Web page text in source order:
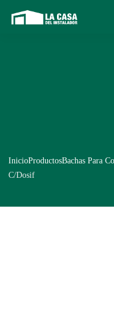
InicioProductosBachas Para
C/Dosif